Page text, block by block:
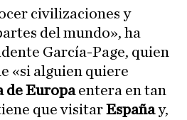
civilizaciones y
del mundo», ha
García-Page, quien
«si alguien quiere
de Europaentera en tan
que visitarEspañay,